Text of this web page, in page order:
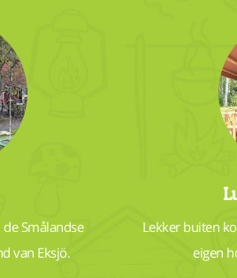
Smålandse
van Eksjö.
Lekker buiten
eigen